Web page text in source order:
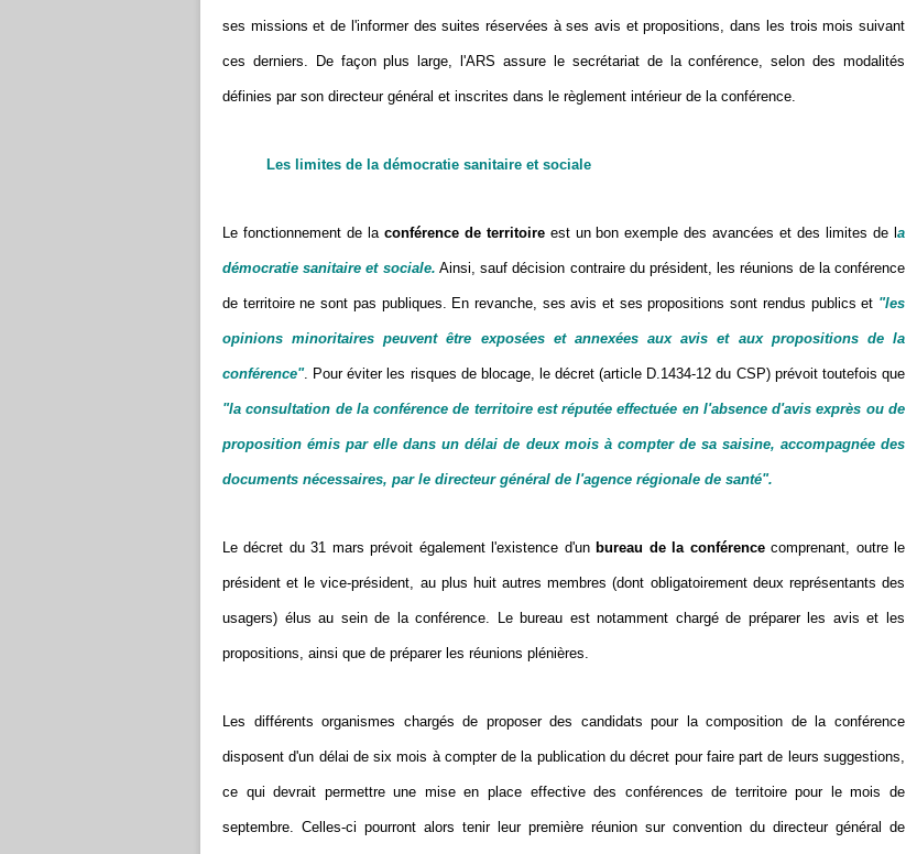
ses missions et de l'informer des suites réservées à ses avis et propositions, dans les trois mois suivant
ces derniers. De façon plus large, l'ARS assure le secrétariat de la conférence, selon des modalités
définies par son directeur général et inscrites dans le règlement intérieur de la conférence.
Les limites de la démocratie sanitaire et sociale
Le fonctionnement de la conférence de territoireest un bon exemple des avancées et des limites de la
démocratie sanitaire et sociale. Ainsi, sauf décision contraire du président, les réunions de la conférence
de territoire ne sont pas publiques. En revanche, ses avis et ses propositions sont rendus publics et "les
opinions minoritaires peuvent être exposées et annexées aux avis et aux propositions de la
conférence". Pour éviter les risques de blocage, le décret (article D.1434-12 du CSP) prévoit toutefois que
"la consultation de la conférence de territoire est réputée effectuée en l'absence d'avis exprès ou de
proposition émis par elle dans un délai de deux mois à compter de sa saisine, accompagnée des
documents nécessaires, par le directeur général de l'agence régionale de santé".
Le décret du 31 mars prévoit également l'existence d'un bureau de la conférencecomprenant, outre le
président et le vice-président, au plus huit autres membres (dont obligatoirement deux représentants des
usagers) élus au sein de la conférence. Le bureau est notamment chargé de préparer les avis et les
propositions, ainsi que de préparer les réunions plénières.
Les différents organismes chargés de proposer des candidats pour la composition de la conférence
disposent d'un délai de six mois à compter de la publication du décret pour faire part de leurs suggestions,
ce qui devrait permettre une mise en place effective des conférences de territoire pour le mois de
septembre. Celles-ci pourront alors tenir leur première réunion sur convention du directeur général de